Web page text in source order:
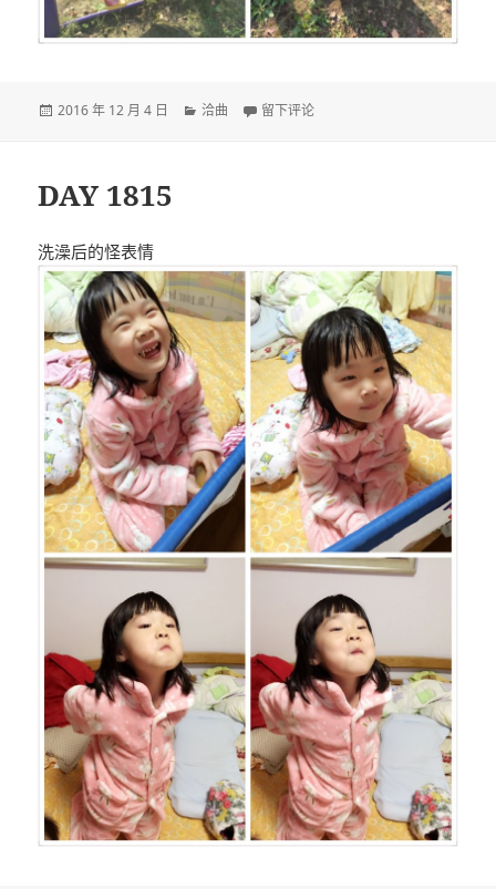
发
2016 年 12 月 4 日
分
洽曲 于DAY 1816
留下评论
DAY 1815
洗澡后的怪表情